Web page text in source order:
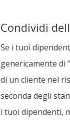
Condividi
Se i tuoi
genericamente di
di un cliente nel
seconda degli
i tuoi dipendenti,